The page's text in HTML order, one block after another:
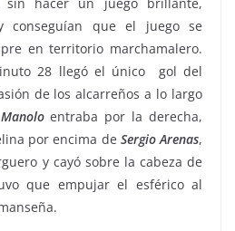
conseguían que el juego se
en territorio marchamalero.
28 llegó el único gol del
de los alcarreños a lo largo
Manoloentraba por la derecha,
por encima de Sergio Arenas,
y cayó sobre la cabeza de
que empujar el esférico al